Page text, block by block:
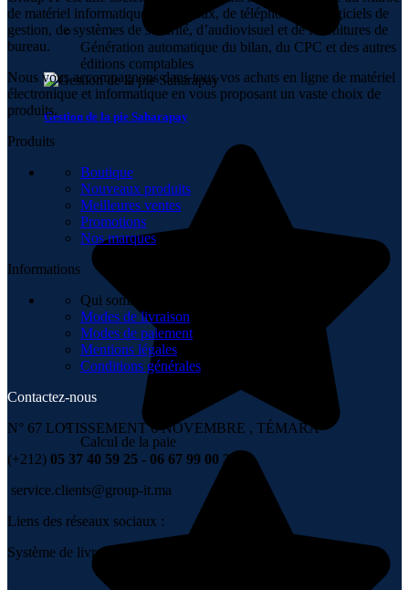
Génération automatique du bilan, du CPC et des autres
éditions comptables
Gestion de la pie Saharapay
Calcul de la paie
de matériel informatique, de réseaux, de téléphonie, de logiciels de
gestion, de systèmes de sécurité, d’audiovisuel et de fournitures de
bureau.
Nous vous accompagnons dans tous vos achats en ligne de matériel
électronique et informatique en vous proposant un vaste choix de
produits.
Produits
Boutique
Nouveaux produits
Meilleures ventes
Promotions
Nos marques
Informations
Qui sommes-nous
Modes de livraison
Modes de paiement
Mentions légales
Conditions générales
Contactez-nous
N° 67 LOTISSEMENT 6 NOVEMBRE , TÉMARA
(+212) 05 37 40 59 25 - 06 67 99 00 36
service.clients@group-it.ma
Liens des réseaux sociaux :
Système de livraison :